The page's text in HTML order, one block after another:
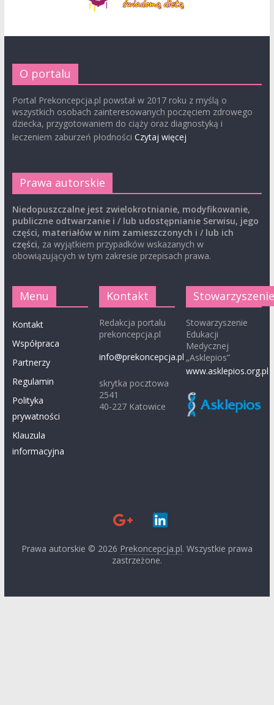
O portalu
Portal Prekoncepcja.pl powstał w 2017 roku z myślą o
wszystkich osobach zainteresowanych poczęciem zdrowego
dziecka, przygotowaniem do ciąży oraz diagnostyką i
leczeniem zaburzeń płodności Czytaj więcej
Prawa autorskie
Niedopuszczalne jest zwielokrotnianie, modyfikowanie,
publiczne odtwarzanie i / lub udostępnianie Serwisu, jego
części, materiałów w nim zamieszczonych i / lub ich
części, za wyjątkiem przypadków wskazanych w
obowiązujących w tym zakresie przepisach prawa.
Menu
Kontakt
Współpraca
Partnerzy
Regulamin
Polityka
prywatności
Klauzula
informacyjna
Kontakt
Redakcja portalu
prekoncepcja.pl
info@prekoncepcja.pl
skrytka pocztowa
2541
40-227 Katowice
Stowarzyszenie
Edukacji
Medycznej
„Asklepios”
www.asklepios.org.pl
Prawa autorskie © 2026 Prekoncepcja.pl. Wszystkie prawa
zastrzeżone.